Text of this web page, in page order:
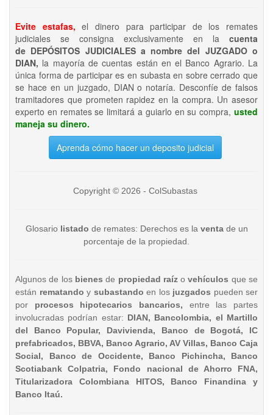
Evite estafas, el dinero para participar de los remates
judiciales se consigna exclusivamente en la cuenta
de DEPÓSITOS JUDICIALES a nombre del JUZGADO o
DIAN, la mayoría de cuentas están en el Banco Agrario. La
única forma de participar es en subasta en sobre cerrado que
se hace en un juzgado, DIAN o notaría. Desconfíe de falsos
tramitadores que prometen rapidez en la compra. Un asesor
experto en remates se limitará a guiarlo en su compra, usted
maneja su dinero.
Aprenda cómo hacer un deposito judicial
Copyright © 2026 - ColSubastas
Glosario listado de remates: Derechos es la ventade un
porcentaje de la propiedad.
Algunos de los bienesde propiedad raízo vehículos que se
están rematando y subastando en los juzgados pueden ser
por procesos hipotecarios bancarios, entre las partes
involucradas podrían estar: DIAN, Bancolombia, el Martillo
del Banco Popular, Davivienda, Banco de Bogotá, IC
prefabricados, BBVA, Banco Agrario, AV Villas, Banco Caja
Social, Banco de Occidente, Banco Pichincha, Banco
Scotiabank Colpatria, Fondo nacional de Ahorro FNA,
Titularizadora Colombiana HITOS, Banco Finandina y
Banco Itaú.